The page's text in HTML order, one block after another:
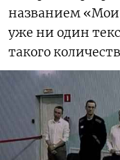
названием «Мои
уже ни один
такого